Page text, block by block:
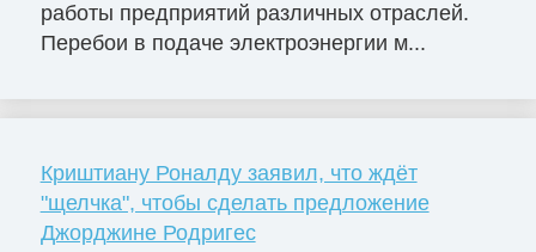
работы предприятий различных отраслей.
Перебои в подаче электроэнергии м...
Криштиану Роналду заявил, что ждёт
"щелчка", чтобы сделать предложение
Джорджине Родригес